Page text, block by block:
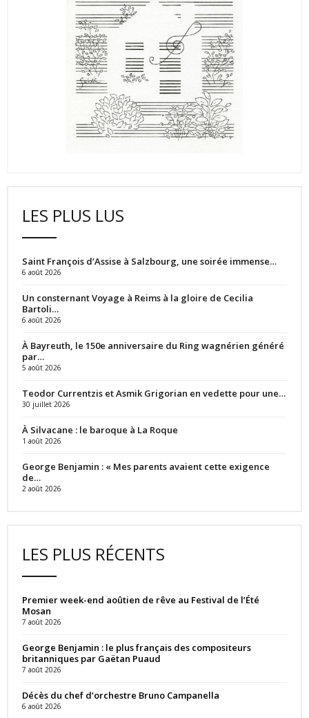
LES PLUS LUS
Saint François d’Assise à Salzbourg, une soirée immense…
6 août 2026
Un consternant Voyage à Reims à la gloire de Cecilia
Bartoli…
6 août 2026
À Bayreuth, le 150e anniversaire du Ring wagnérien généré
par…
5 août 2026
Teodor Currentzis et Asmik Grigorian en vedette pour une…
30 juillet 2026
À Silvacane : le baroque à La Roque
1 août 2026
George Benjamin : « Mes parents avaient cette exigence
de…
2 août 2026
LES PLUS RÉCENTS
Premier week-end aoûtien de rêve au Festival de l’Été
Mosan
7 août 2026
George Benjamin : le plus français des compositeurs
britanniques par Gaëtan Puaud
7 août 2026
Décès du chef d’orchestre Bruno Campanella
6 août 2026